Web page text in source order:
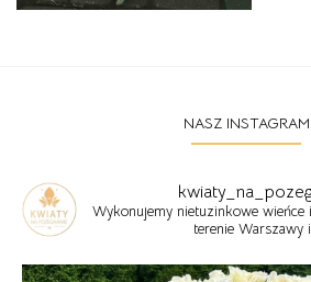
NASZ INSTAGRAM
Wykonujemy nietuzinkowe
terenie Warszawy